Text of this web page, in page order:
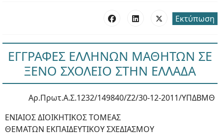
Εκτύπωση
ΕΓΓΡΑΦΕΣ ΕΛΛΗΝΩΝ ΜΑΘΗΤΩΝ ΣΕ
ΞΕΝΟ ΣΧΟΛΕΙΟ ΣΤΗΝ ΕΛΛΑΔΑ
Αρ.Πρωτ.Α.Σ.1232/149840/Ζ2/30-12-2011/ΥΠΔΒΜΘ
ΕΝΙΑΙΟΣ ΔΙΟΙΚΗΤΙΚΟΣ ΤΟΜΕΑΣ
ΘΕΜΑΤΩΝ ΕΚΠΑΙΔΕΥΤΙΚΟΥ ΣΧΕΔΙΑΣΜΟΥ